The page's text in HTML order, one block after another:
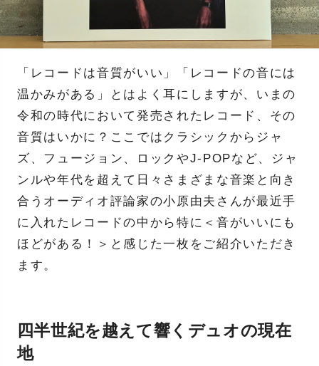
「レコードは音質がいい」「レコードの音には
温かみがある」とはよく耳にしますが、いまの
令和の時代において発売されたレコード、その
音質はいかに？ここではクラシックからジャ
ズ、フュージョン、ロックやJ-POPなど、ジャ
ンルや年代を超えて日々さまざまな音楽と向き
合うオーディオ評論家の小原由夫さんが最近手
に入れたレコードの中から特に＜音がいいにも
ほどがある！＞と感じた一枚をご紹介いただき
ます。
四半世紀を越えて響くデュオの現在
地